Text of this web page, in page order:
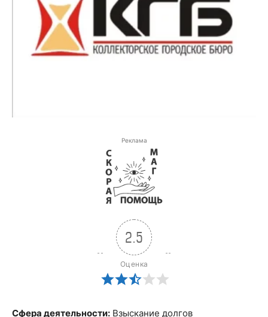
Реклама
2.5
Оценка
Сфера деятельности: Взыскание долгов